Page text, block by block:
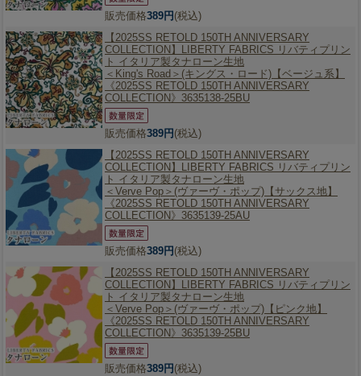
販売価格389円 (税込)
【2025SS RETOLD 150TH ANNIVERSARY
COLLECTION】
LIBERTY FABRICS リバティプリン
ト イタリア製タナローン生地
＜King's Road＞(キングス・ロード)【ベージュ系】
《2025SS RETOLD 150TH ANNIVERSARY
COLLECTION》3635138-25BU
販売価格389円 (税込)
【2025SS RETOLD 150TH ANNIVERSARY
COLLECTION】
LIBERTY FABRICS リバティプリン
ト イタリア製タナローン生地
＜Verve Pop＞(ヴァーヴ・ポップ)【サックス地】
《2025SS RETOLD 150TH ANNIVERSARY
COLLECTION》3635139-25AU
販売価格389円 (税込)
【2025SS RETOLD 150TH ANNIVERSARY
COLLECTION】
LIBERTY FABRICS リバティプリン
ト イタリア製タナローン生地
＜Verve Pop＞(ヴァーヴ・ポップ)【ピンク地】
《2025SS RETOLD 150TH ANNIVERSARY
COLLECTION》3635139-25BU
販売価格389円 (税込)